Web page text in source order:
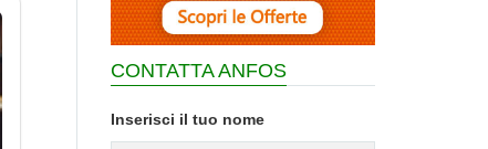
CONTATTA ANFOS
Inserisci il tuo nome